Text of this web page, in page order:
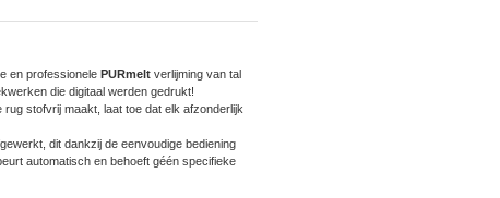
en professionele PURmelt verlijming van tal
die digitaal werden gedrukt!
stofvrij maakt, laat toe dat elk afzonderlijk
dit dankzij de eenvoudige bediening
automatisch en behoeft géén specifieke